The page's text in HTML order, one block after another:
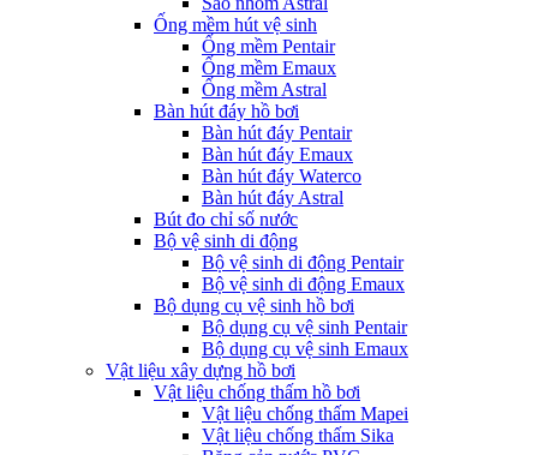
Ống mềm hút vệ sinh
Ống mềm Pentair
Ống mềm Emaux
Ống mềm Astral
Bàn hút đáy hồ bơi
Bàn hút đáy Pentair
Bàn hút đáy Emaux
Bàn hút đáy Waterco
Bàn hút đáy Astral
Bút đo chỉ số nước
Bộ vệ sinh di động
Bộ vệ sinh di động Pentair
Bộ vệ sinh di động Emaux
Bộ dụng cụ vệ sinh hồ bơi
Bộ dụng cụ vệ sinh Pentair
Bộ dụng cụ vệ sinh Emaux
Vật liệu xây dựng hồ bơi
Vật liệu chống thấm hồ bơi
Vật liệu chống thấm Mapei
Vật liệu chống thấm Sika